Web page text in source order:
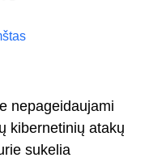
nepageidaujami
kibernetinių atakų
sukelia